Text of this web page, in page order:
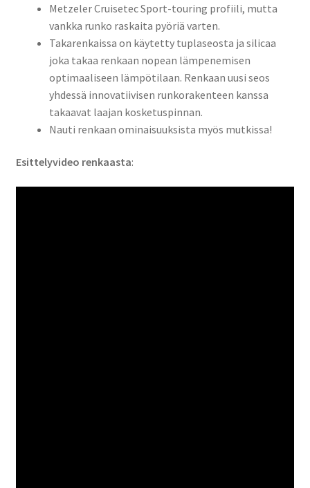
Metzeler Cruisetec Sport-touring profiili, mutta
vankka runko raskaita pyöriä varten.
Takarenkaissa on käytetty tuplaseosta ja silicaa
joka takaa renkaan nopean lämpenemisen
optimaaliseen lämpötilaan. Renkaan uusi seos
yhdessä innovatiivisen runkorakenteen kanssa
takaavat laajan kosketuspinnan.
Nauti renkaan ominaisuuksista myös mutkissa!
Esittelyvideo renkaasta: